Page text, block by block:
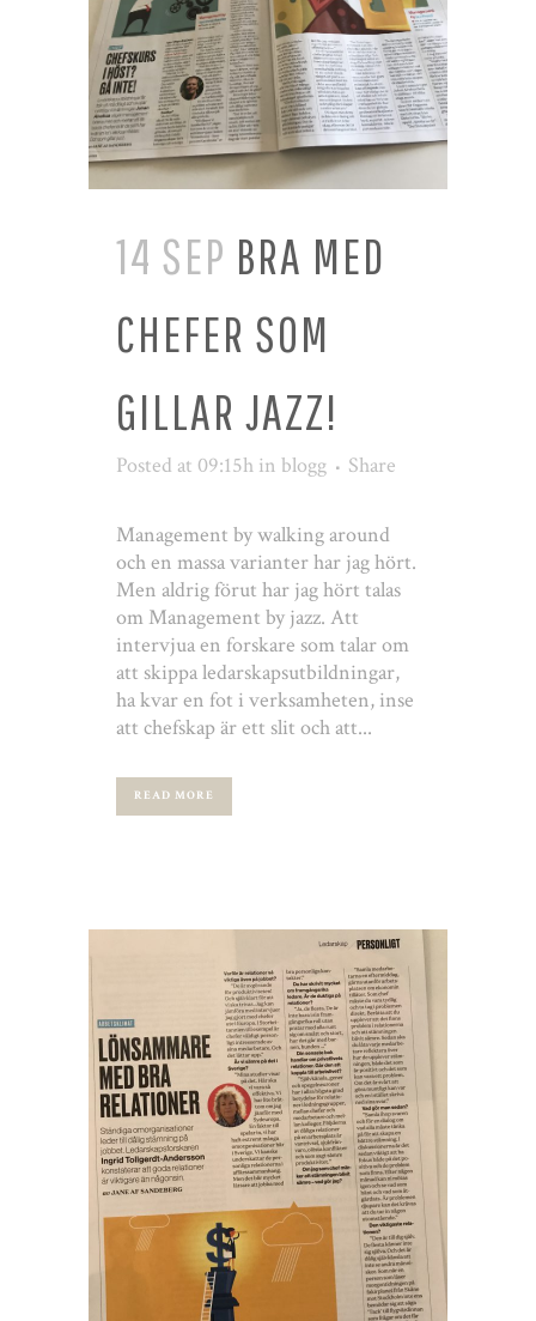
14 SEP BRA MED
CHEFER SOM
GILLAR JAZZ!
Posted at 09:15h in blogg Share
Management by walking around
och en massa varianter har jag hört.
Men aldrig förut har jag hört talas
om Management by jazz. Att
intervjua en forskare som talar om
att skippa ledarskapsutbildningar,
ha kvar en fot i verksamheten, inse
att chefskap är ett slit och att...
READ MORE